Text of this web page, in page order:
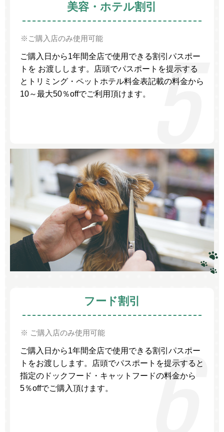
美容・ホテル割引
※ご購入店のみ使用可能
ご購入日から1年間全店で使用できる割引パスポー
トを お渡しします。店頭でパスポートを提示する
とトリミング・ペットホテル料金表記載の料金から
10～最大50％offでご利用頂けます。
フード割引
※ ご購入店のみ使用可能
ご購入日から1年間全店で使用できる割引パスポー
トをお渡しします。店頭でパスポートを提示すると
指定のドックフード・キャットフードの料金から
5％offでご購入頂けます。